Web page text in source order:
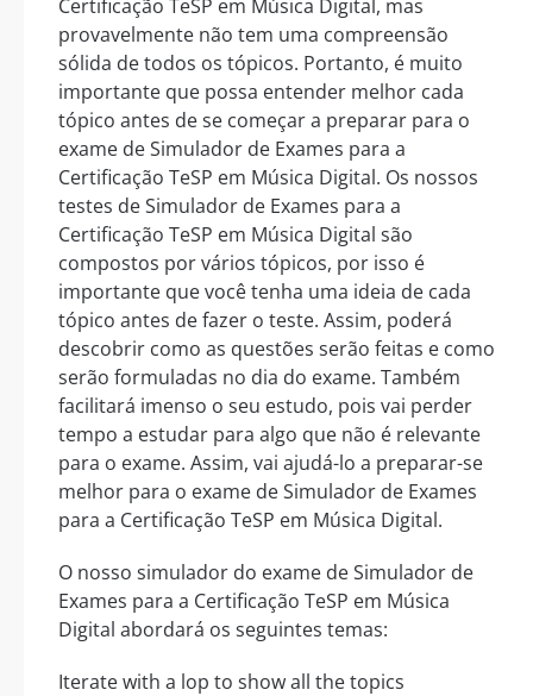
Certificação TeSP em Música Digital, mas
provavelmente não tem uma compreensão
sólida de todos os tópicos. Portanto, é muito
importante que possa entender melhor cada
tópico antes de se começar a preparar para o
exame de Simulador de Exames para a
Certificação TeSP em Música Digital. Os nossos
testes de Simulador de Exames para a
Certificação TeSP em Música Digital são
compostos por vários tópicos, por isso é
importante que você tenha uma ideia de cada
tópico antes de fazer o teste. Assim, poderá
descobrir como as questões serão feitas e como
serão formuladas no dia do exame. Também
facilitará imenso o seu estudo, pois vai perder
tempo a estudar para algo que não é relevante
para o exame. Assim, vai ajudá-lo a preparar-se
melhor para o exame de Simulador de Exames
para a Certificação TeSP em Música Digital.
O nosso simulador do exame de Simulador de
Exames para a Certificação TeSP em Música
Digital abordará os seguintes temas:
Iterate with a lop to show all the topics